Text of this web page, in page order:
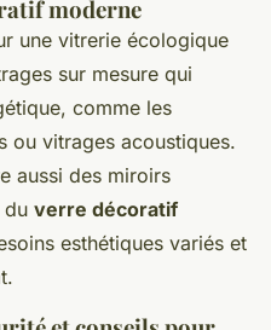
moderne
une vitrerie écologique
sur mesure qui
comme les
ou vitrages acoustiques.
aussi des miroirs
du verre décoratif
esthétiques variés et